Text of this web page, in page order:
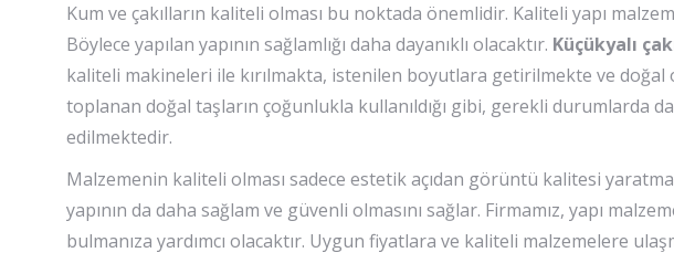
Kum ve çakılların kaliteli olması bu noktada önemlidir. Kaliteli yapı
Böylece yapılan yapının sağlamlığı daha dayanıklı olacaktır. Küçükyalı
kaliteli makineleri ile kırılmakta, istenilen boyutlara getirilmekte ve
toplanan doğal taşların çoğunlukla kullanıldığı gibi, gerekli durumlarda
edilmektedir.
Malzemenin kaliteli olması sadece estetik açıdan görüntü kalitesi
yapının da daha sağlam ve güvenli olmasını sağlar. Firmamız, yapı
bulmanıza yardımcı olacaktır. Uygun fiyatlara ve kaliteli malzemelere